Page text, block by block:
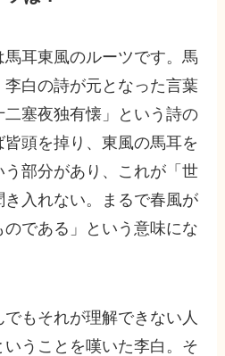
耳東風のルーツです。馬
白の詩が元となった言葉
塞夜独有懐」という詩の
頭を掉り、東風の馬耳を
部分があり、これが「世
入れない。まるで春風が
である」という意味にな
もそれが理解できない人
うことを嘆いた李白。そ